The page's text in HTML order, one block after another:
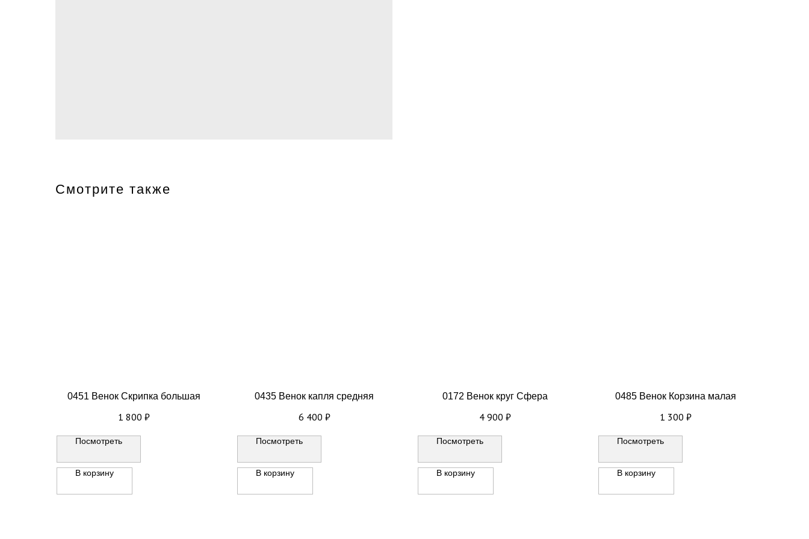
Смотрите также
0451 Венок Скрипка большая
1 800 ₽
Посмотреть
В корзину
0435 Венок капля средняя
6 400 ₽
Посмотреть
В корзину
0172 Венок круг Сфера
4 900 ₽
Посмотреть
В корзину
0485 Венок Корзина малая
1 300 ₽
Посмотреть
В корзину